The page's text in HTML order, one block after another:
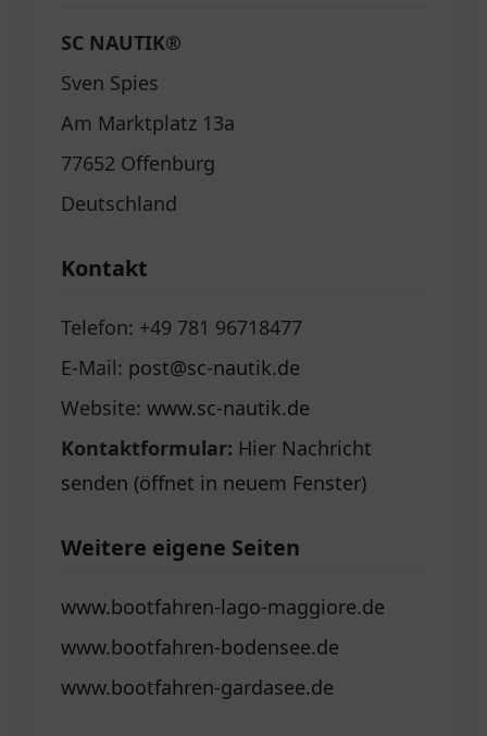
SC NAUTIK®
Sven Spies
Am Marktplatz 13a
77652 Offenburg
Deutschland
Kontakt
Telefon: +49 781 96718477
E-Mail: post@sc-nautik.de
Website: www.sc-nautik.de
Kontaktformular: Hier Nachricht
senden (öffnet in neuem Fenster)
Weitere eigene Seiten
www.bootfahren-lago-maggiore.de
www.bootfahren-bodensee.de
www.bootfahren-gardasee.de